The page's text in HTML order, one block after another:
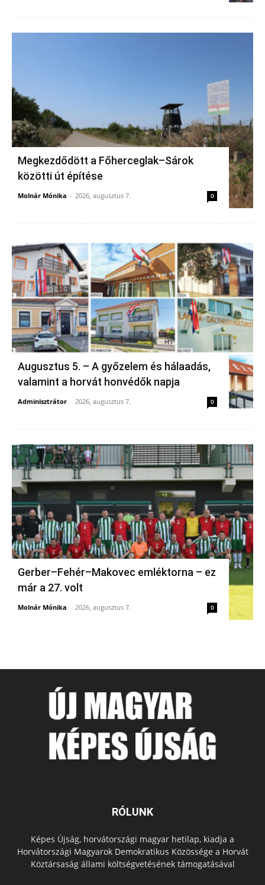
Megkezdődött a Főherceglak–Sárok
közötti út építése
Molnár Mónika - 2026, augusztus 7. 0
Augusztus 5. – A győzelem és hálaadás,
valamint a horvát honvédők napja
Adminisztrátor - 2026, augusztus 7. 0
Gerber–Fehér–Makovec emléktorna – ez
már a 27. volt
Molnár Mónika - 2026, augusztus 7. 0
RÓLUNK
Képes Újság, horvátországi magyar hetilap, kiadja a
Horvátországi Magyarok Demokratikus Közössége a Horvát
Köztársaság állami költségvetésének támogatásával